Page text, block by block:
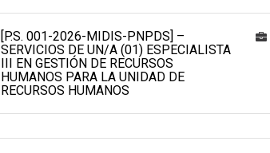
[P.S. 001-2026-MIDIS-PNPDS] –
SERVICIOS DE UN/A (01) ESPECIALISTA
III EN GESTIÓN DE RECURSOS
HUMANOS PARA LA UNIDAD DE
RECURSOS HUMANOS